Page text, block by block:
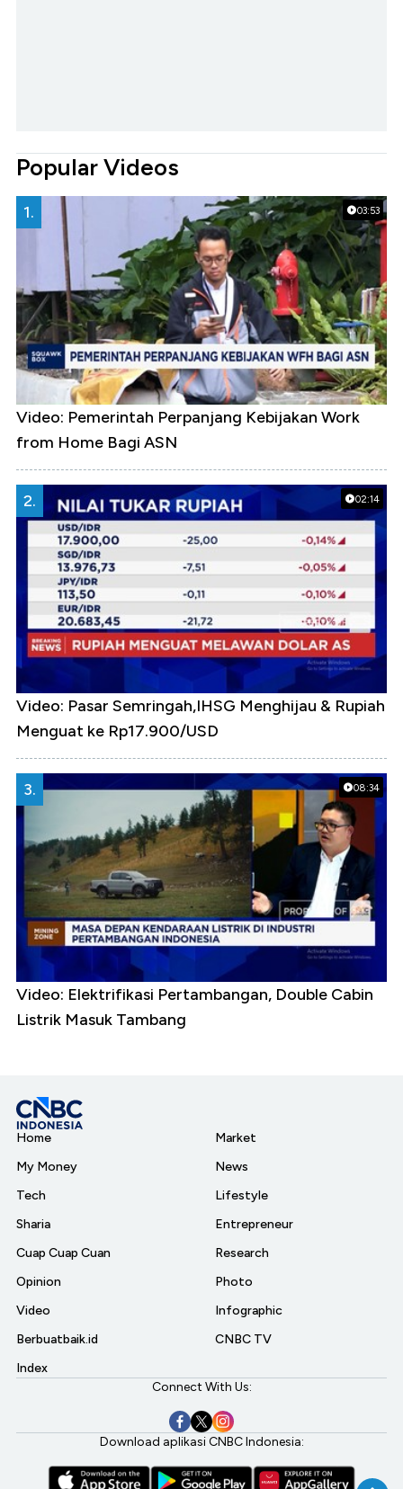
Popular Videos
03:53
1.
Video: Pemerintah Perpanjang Kebijakan Work
from Home Bagi ASN
02:14
2.
Video: Pasar Semringah,IHSG Menghijau & Rupiah
Menguat ke Rp17.900/USD
08:34
3.
Video: Elektrifikasi Pertambangan, Double Cabin
Listrik Masuk Tambang
Home
My Money
Tech
Sharia
Cuap Cuap Cuan
Opinion
Video
Berbuatbaik.id
Index
Market
News
Lifestyle
Entrepreneur
Research
Photo
Infographic
CNBC TV
Connect With Us:
Download aplikasi CNBC Indonesia: